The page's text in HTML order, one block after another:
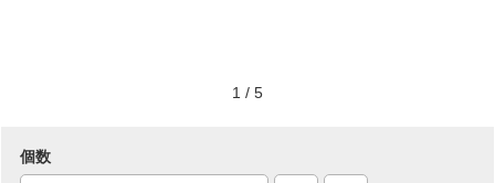
1 / 5
個数